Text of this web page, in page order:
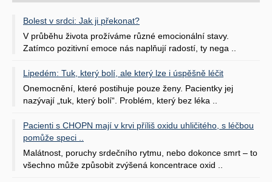
Bolest v srdci: Jak ji překonat?
V průběhu života prožíváme různé emocionální stavy.
Zatímco pozitivní emoce nás naplňují radostí, ty nega ..
Lipedém: Tuk, který bolí, ale který lze i úspěšně léčit
Onemocnění, které postihuje pouze ženy. Pacientky jej
nazývají „tuk, který bolí“. Problém, který bez léka ..
Pacienti s CHOPN mají v krvi příliš oxidu uhličitého, s léčbou
pomůže speci ..
Malátnost, poruchy srdečního rytmu, nebo dokonce smrt – to
všechno může způsobit zvýšená koncentrace oxid ..